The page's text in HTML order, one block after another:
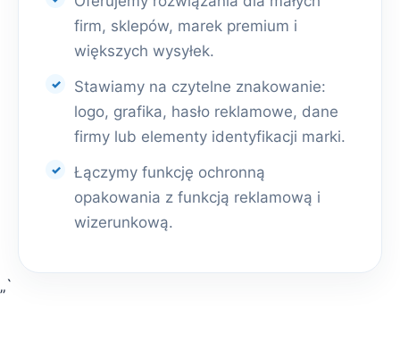
firm, sklepów, marek premium i
większych wysyłek.
Stawiamy na czytelne znakowanie:
logo, grafika, hasło reklamowe, dane
firmy lub elementy identyfikacji marki.
Łączymy funkcję ochronną
opakowania z funkcją reklamową i
wizerunkową.
„`